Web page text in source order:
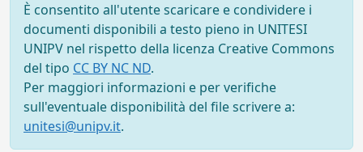
È consentito all'utente scaricare e condividere i
documenti disponibili a testo pieno in UNITESI
UNIPV nel rispetto della licenza Creative Commons
del tipo CC BY NC ND.
Per maggiori informazioni e per verifiche
sull'eventuale disponibilità del file scrivere a:
unitesi@unipv.it.